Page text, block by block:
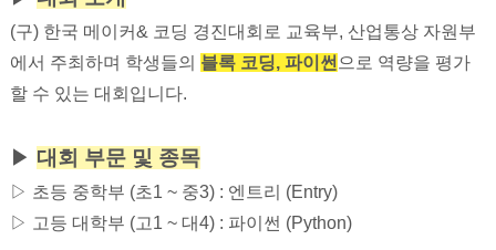
(구) 한국 메이커& 코딩 경진대회로 교육부, 산업통상 자원부
에서 주최하며 학생들의 블록 코딩, 파이썬 으로 역량을 평가
할 수 있는 대회입니다.
▶ 대회 부문 및 종목
▷ 초등 중학부 (초1 ~ 중3) : 엔트리 (Entry)
▷ 고등 대학부 (고1 ~ 대4) : 파이썬 (Python)